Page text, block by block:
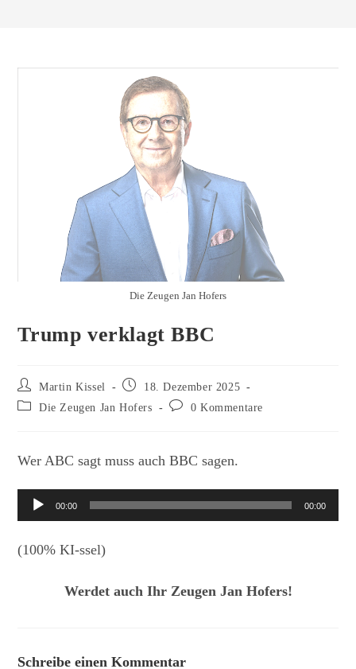
Die Zeugen Jan Hofers
Trump verklagt BBC
Beitrags-
Autor:
Martin Kissel
Beitrag
veröffentlicht:
18. Dezember 2025
Beitrags-Die Zeugen Jan Hofers
Beitrags-0 Kommentare
Wer ABC sagt muss auch BBC sagen.
Audio-00:00 00:00
(100% KI-ssel)
Werdet auch Ihr Zeugen Jan Hofers!
Schreibe einen Kommentar